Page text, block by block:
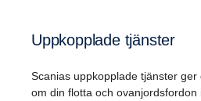
Uppkopplade tjänster
Scanias uppkopplade tjänster ger
om din flotta och